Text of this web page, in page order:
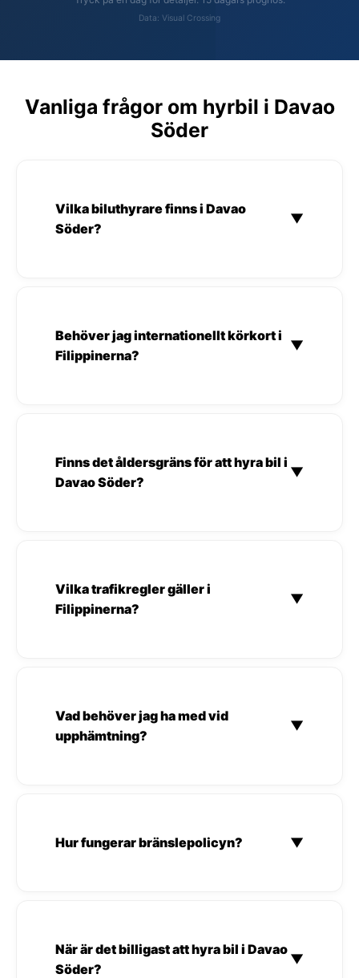
Data: Visual Crossing
Vanliga frågor om hyrbil i Davao
Söder
Vilka biluthyrare finns i Davao
Söder?
▼
Behöver jag internationellt körkort i
Filippinerna?
▼
Finns det åldersgräns för att hyra bil i
Davao Söder?
▼
Vilka trafikregler gäller i
Filippinerna?
▼
Vad behöver jag ha med vid
upphämtning?
▼
Hur fungerar bränslepolicyn? ▼
När är det billigast att hyra bil i Davao
Söder?
▼